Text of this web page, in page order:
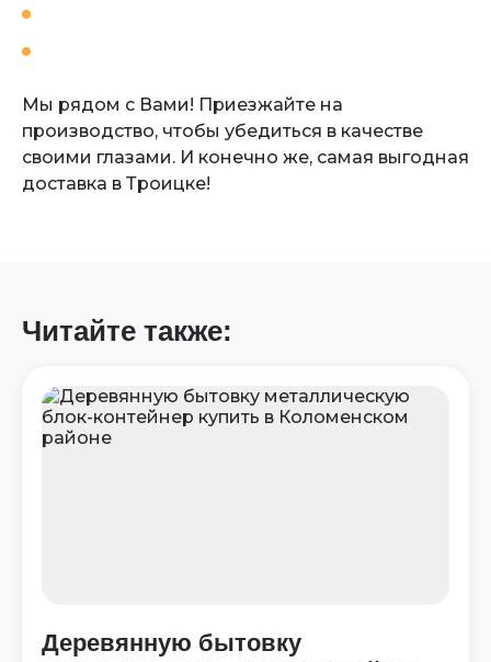
Мы рядом с Вами! Приезжайте на
производство, чтобы убедиться в качестве
своими глазами. И конечно же, самая выгодная
доставка в Троицке!
Читайте также:
Деревянную бытовку